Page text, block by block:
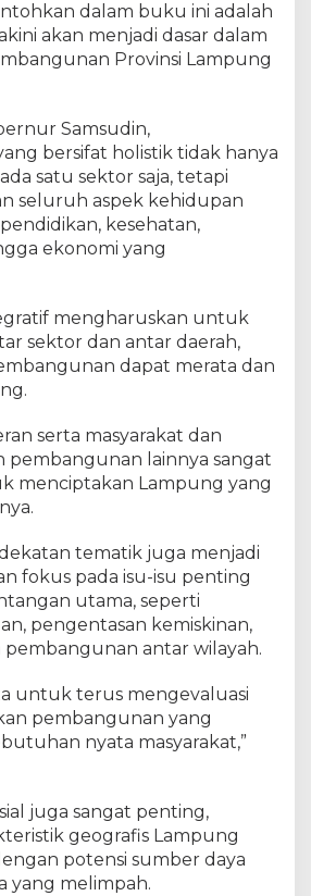
dalam buku ini adalah
akan menjadi dasar dalam
Provinsi Lampung
Samsudin,
bersifat holistik tidak hanya
satu sektor saja, tetapi
seluruh aspek kehidupan
kesehatan,
ekonomi yang
mengharuskan untuk
sektor dan antar daerah,
dapat merata dan
serta masyarakat dan
pembangunan lainnya sangat
menciptakan Lampung yang
tematik juga menjadi
fokus pada isu-isu penting
utama, seperti
pengentasan kemiskinan,
antar wilayah.
untuk terus mengevaluasi
pembangunan yang
nyata masyarakat,”
juga sangat penting,
geografis Lampung
potensi sumber daya
yang melimpah.